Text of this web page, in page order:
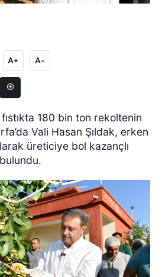
A+ A-
fıstıkta 180 bin ton rekoltenin
Vali Hasan Şıldak, erken
üreticiye bol kazançlı